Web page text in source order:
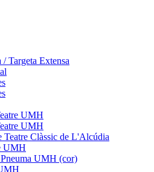
Targeta Extensa
UMH
UMH
Teatre Clàssic de L'Alcúdia
UMH
UMH (cor)